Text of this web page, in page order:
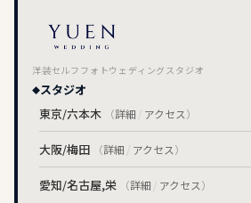
洋装セルフフォトウェディングスタジオ
スタジオ
東京/六本木
（詳細 / アクセス）
大阪/梅田 （詳細 / アクセス）
愛知/名古屋,栄 （詳細 / アクセス）